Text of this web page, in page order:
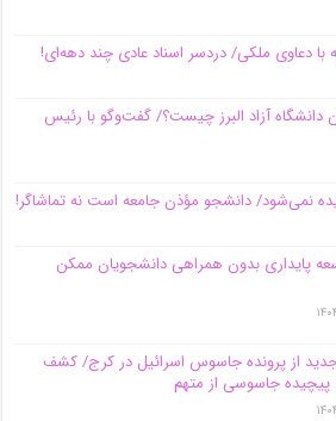
دعاوی ملکی/ دردسر اسناد عادی چند‌ دهه‌ای!
دانشگاه آزاد البرز چیست؟/ گفت‌وگو با رئیس
نمی‌شود/ دانشجو مؤذن جامعه است نه تماشاگر!
پایداری بدون همراهی دانشجویان ممکن
از پرونده جاسوس اسرائیل در کرج/‌ کشف
پیچیده جاسوسی از متهم